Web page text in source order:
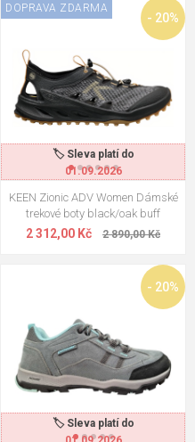
🏷️ Sleva platí do
01.09.2026
- 20%
DOPRAVA ZDARMA
KEEN Zionic ADV Women Dámské
trekové boty black/oak buff
2 312,00 Kč 2 890,00 Kč
🏷️ Sleva platí do
- 20%